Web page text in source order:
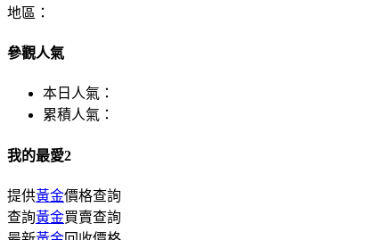
地區：
參觀人氣
本日人氣：
累積人氣：
我的最愛2
提供黃金價格查詢
查詢黃金買賣查詢